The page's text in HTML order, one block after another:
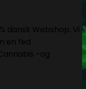
dansk Webshop. Vi
en fed
-og